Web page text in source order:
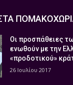
Οι προσπάθειες
ενωθούν με την
«προδοτικού»
26 Ιουλίου 2017